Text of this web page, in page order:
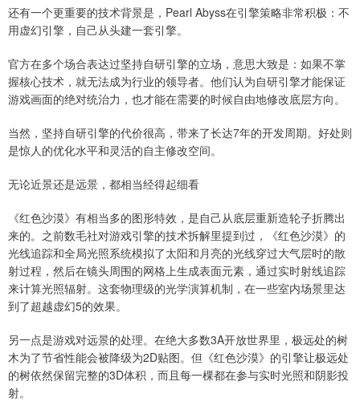
还有一个更重要的技术背景是，Pearl Abyss在引擎策略非常积极：不
用虚幻引擎，自己从头建一套引擎。
官方在多个场合表达过坚持自研引擎的立场，意思大致是：如果不掌
握核心技术，就无法成为行业的领导者。他们认为自研引擎才能保证
游戏画面的绝对统治力，也才能在需要的时候自由地修改底层方向。
当然，坚持自研引擎的代价很高，带来了长达7年的开发周期。好处则
是惊人的优化水平和灵活的自主修改空间。
无论近景还是远景，都相当经得起细看
《红色沙漠》有相当多的图形特效，是自己从底层重新造轮子折腾出
来的。之前数毛社对游戏引擎的技术拆解里提到过，《红色沙漠》的
光线追踪和全局光照系统模拟了太阳和月亮的光线穿过大气层时的散
射过程，然后在镜头周围的网格上生成表面元素，通过实时射线追踪
来计算光照辐射。这套物理级的光学演算机制，在一些室内场景里达
到了超越虚幻5的效果。
另一点是游戏对远景的处理。在绝大多数3A开放世界里，极远处的树
木为了节省性能会被降级为2D贴图。但《红色沙漠》的引擎让极远处
的树依然保留完整的3D体积，而且每一棵都在参与实时光照和阴影投
射。